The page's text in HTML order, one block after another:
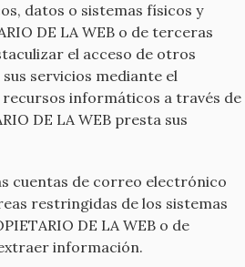
datos o sistemas físicos y
DE LA WEB o de terceras
el acceso de otros
servicios mediante el
recursos informáticos a través de
DE LA WEB presta sus
cuentas de correo electrónico
restringidas de los sistemas
DE LA WEB o de
información.